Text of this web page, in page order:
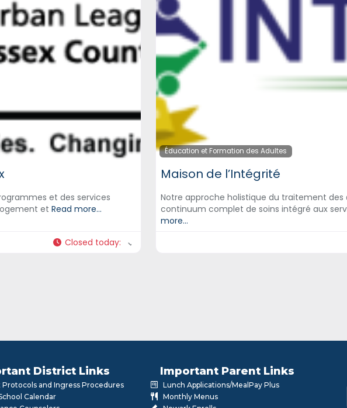
et des services
etRead more...
Closed today:
Éducation et Formation des Adultes
Maison de l’Intégrité
Notre approche holistique du traitement
continuum complet de soins intégré aux
more...
District Links
and Ingress Procedures
Calendar
Important Parent Links
Lunch Applications/MealPay Plus
Monthly Menus